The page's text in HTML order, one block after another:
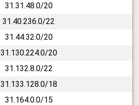
31.31.48.0/20
31.40.236.0/22
31.44.32.0/20
31.130.224.0/20
31.132.8.0/22
31.133.128.0/18
31.164.0.0/15